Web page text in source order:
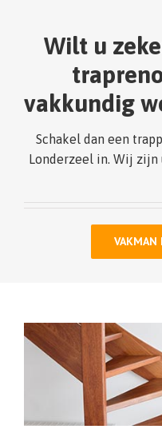
Wilt u
vakkundig
Schakel dan een
Londerzeel in. Wij
VAKMAN